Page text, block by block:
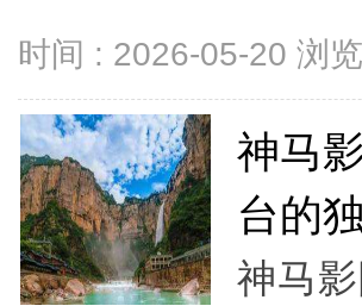
时间 : 2026-05-20 浏览
神马
台的
神马